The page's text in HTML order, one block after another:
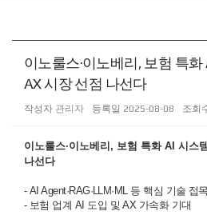
이노룰스·이노베리, 보험 특
AX 시장 선점 나선다
작성자 관리자 등록일 2025-08-08 조회
이노룰스·이노베리, 보험 특화 AI 시스
나선다
-AI Agent·RAG·LLM·ML 등 핵심 기술 접
- 보험 업계 AI 도입 및 AX 가속화 기대